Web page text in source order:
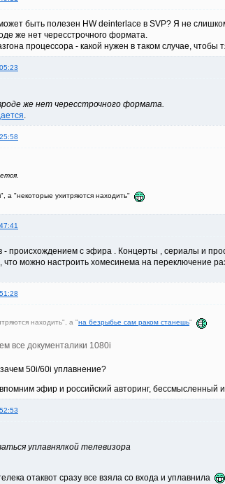
быть полезен HW deinterlace в SVP? Я не
же нет чересстрочного формата.
процессора - какой нужен в таком случае, чтобы
же нет чересстрочного формата.
.
а "некоторые ухитряются находить"
- происхождением с эфира . Концерты , сериалы и
что можно настроить хомесинема на переключение
находить", а "на безрыбье сам раком станешь"
все документалики 1080i
50i/60i уплавнение?
эфир и российский авторинг,
уплавнялкой телевизора
отаквот сразу все взяла со входа и уплавнила